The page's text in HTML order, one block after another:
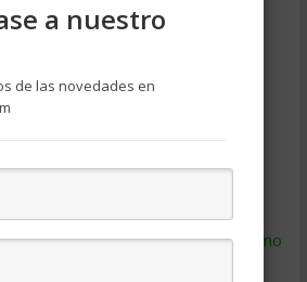
electrónico y web en este
vez que comente.
para reducir el spam.Aprende cómo
de tus comentarios
a nuestro
de las novedades en